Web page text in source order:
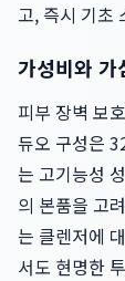
고, 즉시 기초
가성비와 가
피부 장벽 보
듀오 구성은
는 고기능성
의 본품을 고
는 클렌저에
서도 현명한